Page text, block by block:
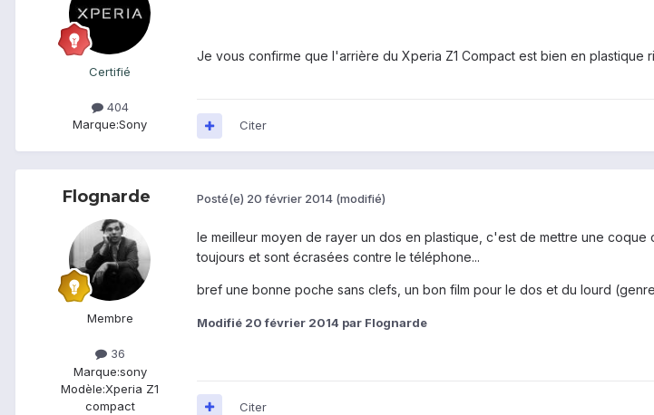
Certifié
404
Marque:Sony
Je vous confirme que l'arrière du Xperia Z1 Compact est bien en plastique
Citer
Flognarde
Membre
36
Marque:sony
Modèle:Xperia Z1
compact
Posté(e) 20 février 2014 (modifié)
le meilleur moyen de rayer un dos en plastique, c'est de mettre une
toujours et sont écrasées contre le téléphone...
bref une bonne poche sans clefs, un bon film pour le dos et du lourd
Modifié 20 février 2014 par Flognarde
Citer